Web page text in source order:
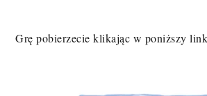
Grę pobierzecie klikając w poniższy